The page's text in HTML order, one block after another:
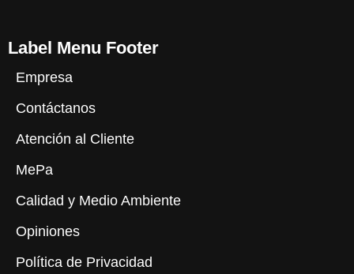
Label Menu Footer
Empresa
Contáctanos
Atención al Cliente
MePa
Calidad y Medio Ambiente
Opiniones
Política de Privacidad